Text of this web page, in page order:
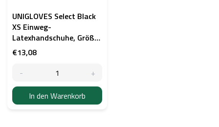
UNIGLOVES Select Black
XS Einweg-
Latexhandschuhe, Größe
XS (5-6)
€13,08
In den Warenkorb